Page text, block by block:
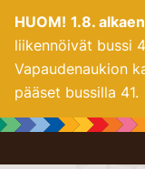
HUOM! 1.8. alkaen
liikennöivät bussi
Vapaudenaukion
pääset bussilla